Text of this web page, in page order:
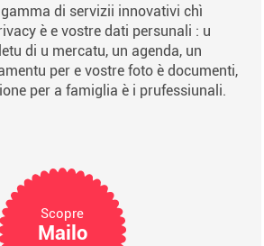
di servizii innovativi chì
è e vostre dati persunali : u
di u mercatu, un agenda, un
per e vostre foto è documenti,
per a famiglia è i prufessiunali.
Scopre
Mailo